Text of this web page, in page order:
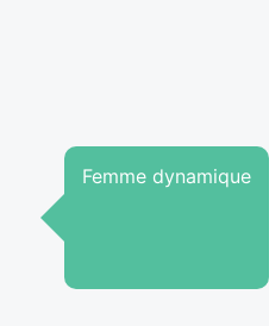
Femme dynamique